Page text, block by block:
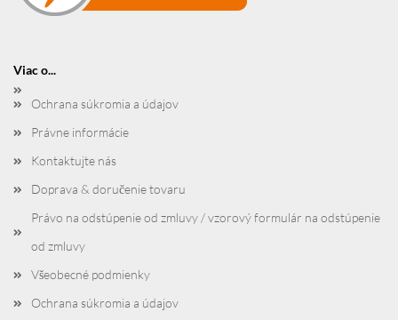
Viac o...
Ochrana súkromia a údajov
Právne informácie
Kontaktujte nás
Doprava & doručenie tovaru
Právo na odstúpenie od zmluvy / vzorový formulár na odstúpenie
od zmluvy
Všeobecné podmienky
Ochrana súkromia a údajov